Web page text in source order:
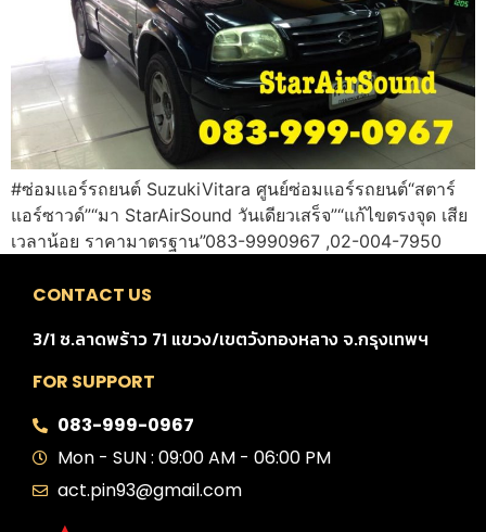
#ซ่อมแอร์รถยนต์ SuzukiVitara ศูนย์ซ่อมแอร์รถยนต์“สตาร์
แอร์ซาวด์”“มา StarAirSound วันเดียวเสร็จ”“แก้ไขตรงจุด เสีย
เวลาน้อย ราคามาตรฐาน”083-9990967 ,02-004-7950
CONTACT US
3/1 ซ.ลาดพร้าว 71 แขวง/เขตวังทองหลาง จ.กรุงเทพฯ
FOR SUPPORT
083-999-0967
Mon - SUN : 09:00 AM - 06:00 PM
act.pin93@gmail.com